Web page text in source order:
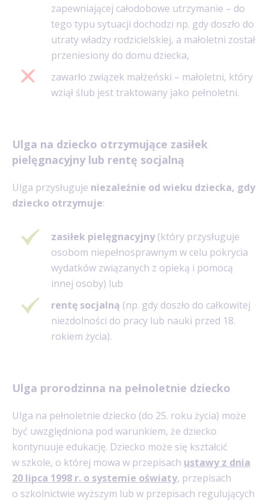
zapewniającej całodobowe utrzymanie – do
tego typu sytuacji dochodzi np. gdy doszło do
utraty władzy rodzicielskiej, a małoletni został
przeniesiony do domu dziecka,
zawarło związek małżeński – małoletni, który
wziął ślub jest traktowany jako pełnoletni.
Ulga na dziecko otrzymujące zasiłek
pielęgnacyjny lub rentę socjalną
Ulga przysługuje niezależnie od wieku dziecka, gdy
dziecko otrzymuje:
zasiłek pielęgnacyjny(który przysługuje
osobom niepełnosprawnym w celu pokrycia
wydatków związanych z opieką i pomocą
innej osoby) lub
rentę socjalną (np. gdy doszło do całkowitej
niezdolności do pracy lub nauki przed 18.
rokiem życia).
Ulga prorodzinna na pełnoletnie dziecko
Ulga na pełnoletnie dziecko (do 25. roku życia) może
być uwzględniona pod warunkiem, że dziecko
kontynuuje edukację. Dziecko może się kształcić
w szkole, o której mowa w przepisach ustawy z dnia
20 lipca 1998 r. o systemie oświaty, przepisach
o szkolnictwie wyższym lub w przepisach regulujących